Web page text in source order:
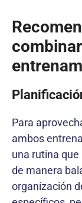
Para
ambos
una rutina
de manera
organización